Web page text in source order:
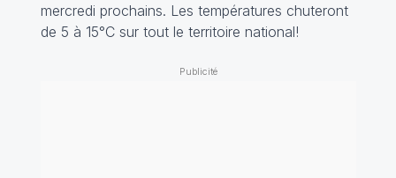
mercredi prochains. Les températures chuteront
de 5 à 15°C sur tout le territoire national!